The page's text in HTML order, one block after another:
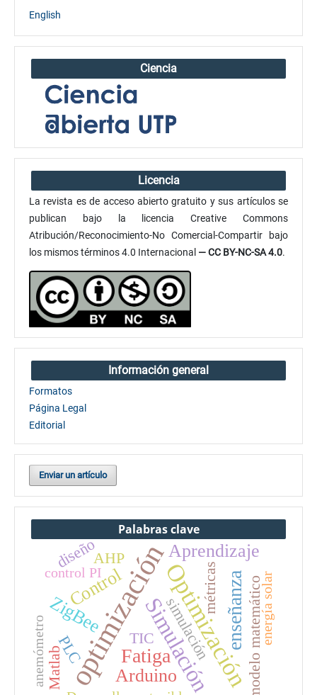
English
Ciencia
Licencia
La revista es de acceso abierto gratuito y sus artículos se
publican bajo la licencia Creative Commons
Atribución/Reconocimiento-No Comercial-Compartir bajo
los mismos términos 4.0 Internacional — CC BY-NC-SA 4.0.
Información general
Formatos
Página Legal
Editorial
Enviar un artículo
Palabras clave
optimizaciónOptimización
Simulación
Fatiga
enseñanza
Arduino
ZigBee
Aprendizaje
Control métricas modelo matemático
TIC
PLC simulación
AHP
Matlab
diseño
control PI
anemómetro
energía solar